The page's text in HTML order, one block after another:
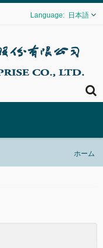
日本語
ホーム